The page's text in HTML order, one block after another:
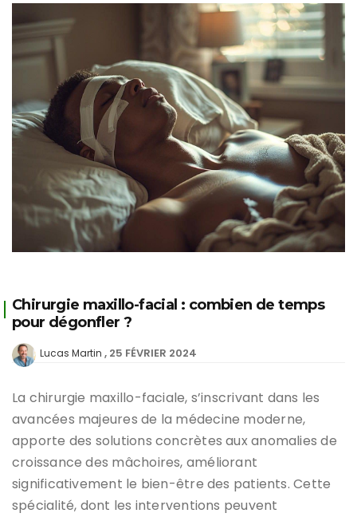
Chirurgie maxillo-facial : combien de temps
pour dégonfler ?
Lucas Martin 25 FÉVRIER 2024
La chirurgie maxillo-faciale, s’inscrivant dans les
avancées majeures de la médecine moderne,
apporte des solutions concrètes aux anomalies de
croissance des mâchoires, améliorant
significativement le bien-être des patients. Cette
spécialité, dont les interventions peuvent